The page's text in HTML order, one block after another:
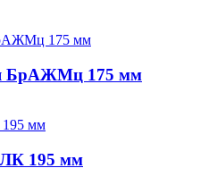
БрАЖМц 175 мм
ЛК 195 мм